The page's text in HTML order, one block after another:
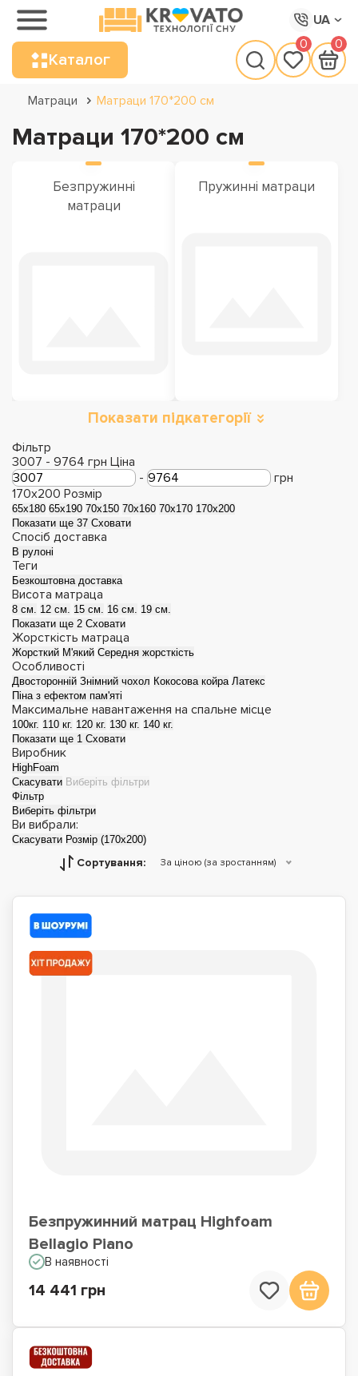
UA
Каталог
0 0
Матраци Матраци 170*200 см
Матраци 170*200 см
Безпружинні
матраци
Пружинні матраци
Двоспальні матраци
Односпальні
Дитячі матраци
зима-літо
Показати підкатегорії
Фільтр
3007 - 9764 грн Ціна
-
грн
170х200 Розмір
65х180 65х190 70х150 70х160 70х170 170х200
Показати ще 37 Сховати
Спосіб доставка
В рулоні
Теги
Безкоштовна доставка
Висота матраца
8 см. 12 см. 15 см. 16 см. 19 см.
Показати ще 2 Сховати
Жорсткість матраца
Жорсткий М'який Середня жорсткість
Особливості
Двосторонній Знімний чохол Кокосова койра Латекс
Піна з ефектом пам'яті
Максимальне навантаження на спальне місце
100кг. 110 кг. 120 кг. 130 кг. 140 кг.
Показати ще 1 Сховати
Виробник
HighFoam
Скасувати Виберіть фільтри
Фільтр
Виберіть фільтри
Ви вибрали:
Скасувати Розмір (170х200)
Сортування: За ціною (за зростанням)
Безпружинний матрац Highfoam
Bellagio Piano
В наявності
14 441 грн